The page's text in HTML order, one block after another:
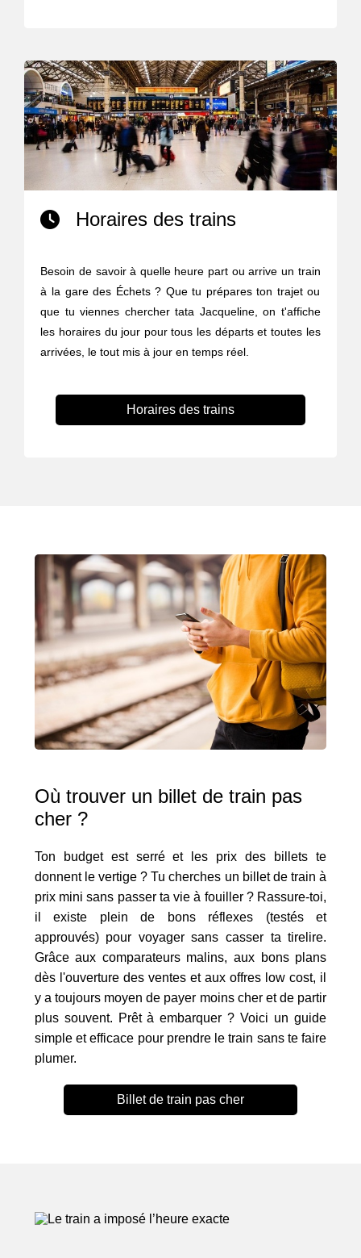
Horaires des trains
Besoin de savoir à quelle heure part ou arrive un train
à la gare des Échets ? Que tu prépares ton trajet ou
que tu viennes chercher tata Jacqueline, on t'affiche
les horaires du jour pour tous les départs et toutes les
arrivées, le tout mis à jour en temps réel.
Horaires des trains
Où trouver un billet de train pas
cher ?
Ton budget est serré et les prix des billets te
donnent le vertige ? Tu cherches un billet de train à
prix mini sans passer ta vie à fouiller ? Rassure-toi,
il existe plein de bons réflexes (testés et
approuvés) pour voyager sans casser ta tirelire.
Grâce aux comparateurs malins, aux bons plans
dès l'ouverture des ventes et aux offres low cost, il
y a toujours moyen de payer moins cher et de partir
plus souvent. Prêt à embarquer ? Voici un guide
simple et efficace pour prendre le train sans te faire
plumer.
Billet de train pas cher